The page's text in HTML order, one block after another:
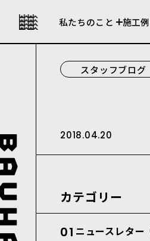
私たちのこと
会社について
施工例
スタッフブログ
2018.04.20
カテゴリー
01 ニュースレター